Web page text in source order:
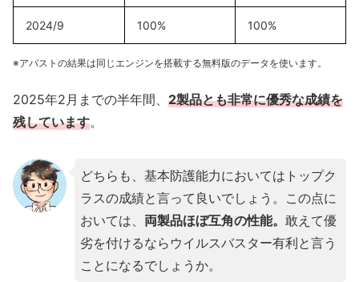
2024/9 100% 100%
※アバストの結果は同じエンジンを搭載する無料版のデータを使います。
2025年2月までの半年間、 2製品とも非常に優秀な成績を
残しています。
どちらも、基本防護能力においてはトップク
ラスの成績と言って良いでしょう。この点に
おいては、 両製品ほぼ互角の性能。 敢えて優
劣を付けるならウイルスバスター有利と言う
ことになるでしょうか。